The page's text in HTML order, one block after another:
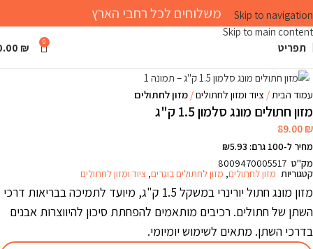
Skip to navigation
Skip to main content
משלוחים לכל רחבי הארץ
תפריט 0
₪
עמוד הבית ציוד ומזון לחתולים מזון לחתולים
מזון חתולים מונג סלמון 1.5 ק"ג
89.00₪
מחיר ל-100 גרם: ₪5.93
מק"ט 8009470005517
קטגוריות מזון לחתולים, מזון לחתולים בוגרים, ציוד ומזון לחתולים
מזון מונג חתול יורינרי במשקל 1.5 ק"ג, מיועד לתמיכה בבריאות דרכי
השתן של חתולים. רכיבים מותאמים להפחתת סיכון להיווצרות אבנים
בדרכי השתן. מתאים לשימוש יומיומי.